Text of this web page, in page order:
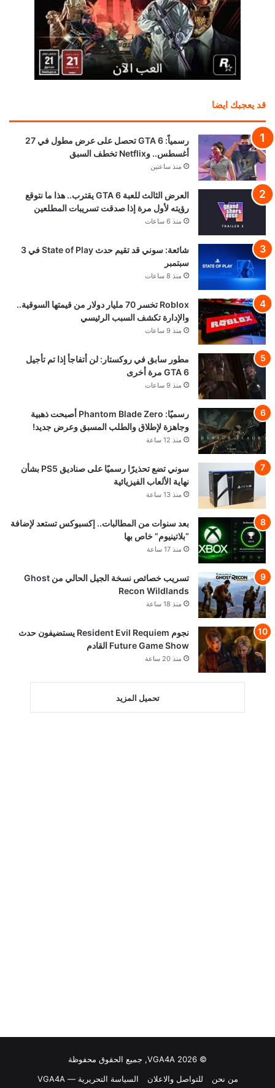
قد يعجبك ايضا
رسمياً: GTA 6 تحصل على عرض مطول في 27
أغسطس.. وNetflix تخطف السبق
منذ ساعتين
العرض الثالث للعبة GTA 6 يقترب.. هذا ما نتوقع
رؤيته لأول مرة إذا صدقت تسريبات المطلعين
منذ 6 ساعات
شائعة: سوني قد تقيم حدث State of Play في 3
سبتمبر
منذ 8 ساعات
Roblox تخسر 70 مليار دولار من قيمتها السوقية..
والإدارة تكشف السبب الرئيسي
منذ 9 ساعات
مطور سابق في روكستار: لن أتفاجأ إذا تم تأجيل
GTA 6 مرة أخرى
منذ 9 ساعات
رسميًا: Phantom Blade Zero أصبحت ذهبية
وجاهزة لإطلاق والطلب المسبق وعرض جديد!
منذ 12 ساعة
سوني تضع تحذيرًا رسميًا على صناديق PS5 بشأن
نهاية الألعاب الفيزيائية
منذ 13 ساعة
بعد سنوات من المطالبات.. إكسبوكس تستعد لإضافة
“بلاتينيوم” خاص بها
منذ 17 ساعة
تسريب خصائص نسخة الجيل الحالي من Ghost
Recon Wildlands
منذ 18 ساعة
نجوم Resident Evil Requiem يستضيفون حدث
Future Game Show القادم
منذ 20 ساعة
تحميل المزيد
© VGA4A 2026, جميع الحقوق محفوظة
من نحن
للتواصل والاعلان السياسة التحريرية — VGA4A